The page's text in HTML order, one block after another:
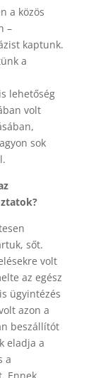
a közös
–
kaptunk.
a
lehetőség
volt
sok
sőt.
volt
az egész
ügyintézés
azon a
beszállítót
eladja a
a
Ennek